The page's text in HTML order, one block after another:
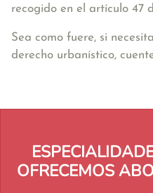
recogido en el artículo 47
Sea como fuere, si
derecho urbanístico,
OFRECEMOS